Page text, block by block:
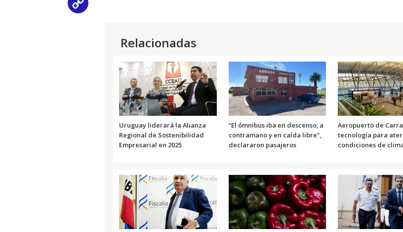
Relacionadas
Uruguay liderará la Alianza
Regional de Sostenibilidad
Empresarial en 2025
“El ómnibus iba en descenso, a
contramano y en caída libre”,
declararon pasajeros
Aeropuerto de
tecnología para
condiciones de